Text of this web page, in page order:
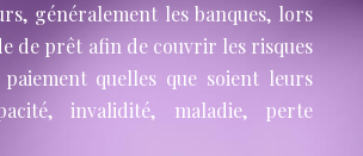
généralement les banques, lors
de prêt afin de couvrir les risques
quelles que soient leurs
invalidité, maladie, perte